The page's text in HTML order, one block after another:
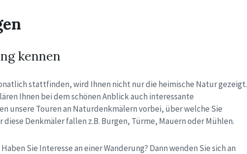
kennen
stattfinden, wird Ihnen nicht nur die heimische Natur gezeigt.
Ihnen bei dem schönen Anblick auch interessante
unsere Touren an Naturdenkmälern vorbei, über welche Sie
Denkmäler fallen z.B. Burgen, Türme, Mauern oder Mühlen.
Sie Interesse an einer Wanderung? Dann wenden Sie sich an